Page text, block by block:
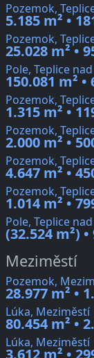
Pozemok,
5.185 m² •
Pozemok,
25.028 m² •
Pole, Teplice
150.081 m² •
Pozemok,
1.315 m² •
Pozemok,
2.000 m² •
Pozemok,
4.647 m² •
Pozemok,
1.014 m² •
Pole, Teplice
(32.524 m²)
Meziměstí
Pozemok,
28.977 m² •
Lúka, Meziměstí
80.454 m² •
Lúka, Meziměstí